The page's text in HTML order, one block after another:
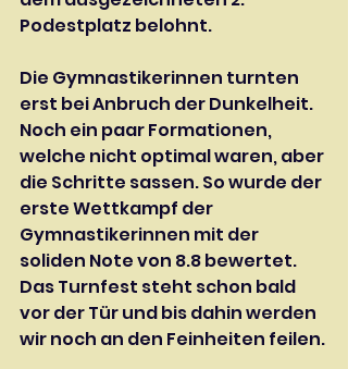
Podestplatz belohnt.
Die Gymnastikerinnen turnten
erst bei Anbruch der Dunkelheit.
Noch ein paar Formationen,
welche nicht optimal waren, aber
die Schritte sassen. So wurde der
erste Wettkampf der
Gymnastikerinnen mit der
soliden Note von 8.8 bewertet.
Das Turnfest steht schon bald
vor der Tür und bis dahin werden
wir noch an den Feinheiten feilen.